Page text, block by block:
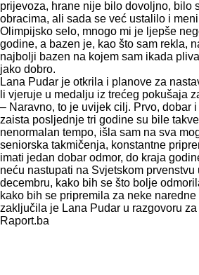
prijevoza, hrane nije bilo dovoljno, bilo
obracima, ali sada se već ustalilo i
Olimpijsko selo, mnogo mi je ljepše
godine, a bazen je, kao što sam rekla,
najbolji bazen na kojem sam ikada
jako dobro.
Lana Pudar je otkrila i planove za
li vjeruje u medalju iz trećeg pokušaja
– Naravno, to je uvijek cilj. Prvo, dobar
zaista posljednje tri godine su bile
nenormalan tempo, išla sam na sva
seniorska takmičenja, konstantne
imati jedan dobar odmor, do kraja
neću nastupati na Svjetskom prvenstvu
decembru, kako bih se što bolje
kako bih se pripremila za neke
zaključila je Lana Pudar u razgovoru za
Raport.ba